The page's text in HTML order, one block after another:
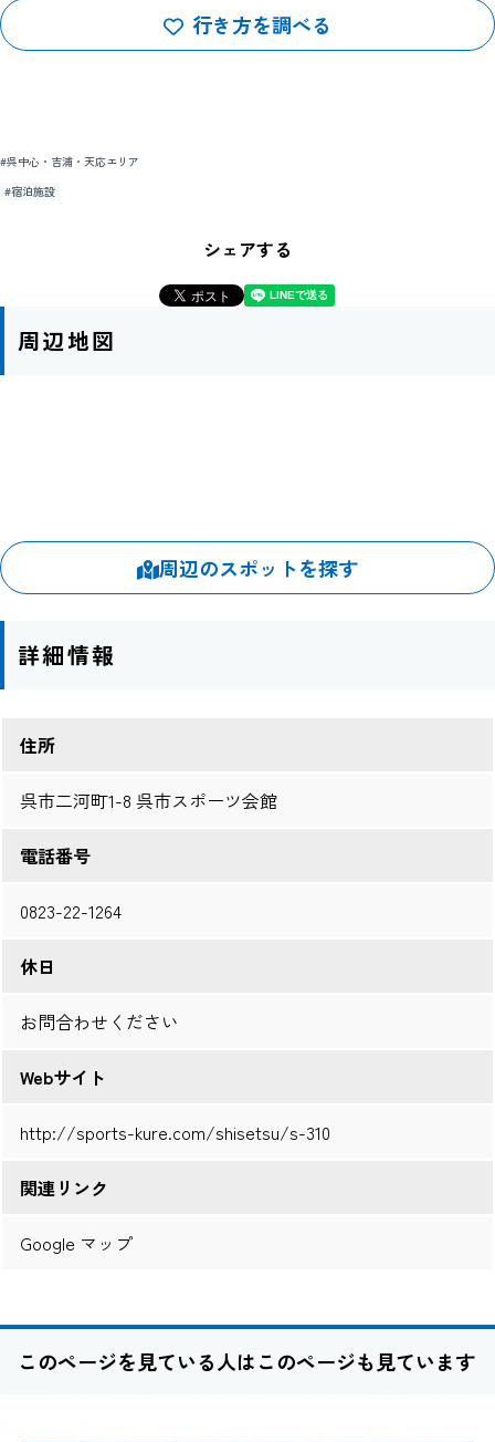
行き方を調べる
#呉中心・吉浦・天応エリア
#宿泊施設
シェアする
周辺地図
周辺のスポットを探す
詳細情報
住所
呉市二河町1-8 呉市スポーツ会館
電話番号
0823-22-1264
休日
お問合わせください
Webサイト
http://sports-kure.com/shisetsu/s-310
関連リンク
Google マップ
このページを見ている人はこのページも見ています